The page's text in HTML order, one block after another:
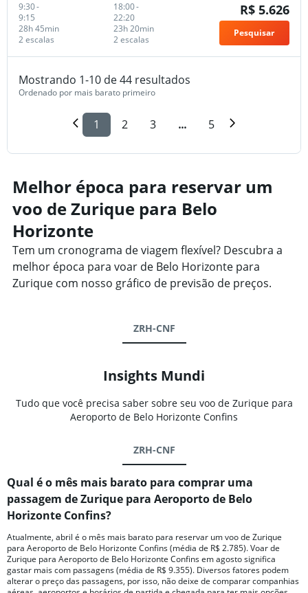
9:30-
9:15
2 escalas
28h 45min
18:00-
22:20
2 escalas
23h 20min
R$ 5.626
Pesquisar
Mostrando 1-10 de 44 resultados
Ordenado por mais barato primeiro
1 2 3 ... 5
Melhor época para reservar um
voo de Zurique para Belo
Horizonte
Tem um cronograma de viagem flexível? Descubra a
melhor época para voar de Belo Horizonte para
Zurique com nosso gráfico de previsão de preços.
ZRH-CNF
Insights Mundi
Tudo que você precisa saber sobre seu voo de Zurique para
Aeroporto de Belo Horizonte Confins
ZRH-CNF
Qual é o mês mais barato para comprar uma
passagem de Zurique para Aeroporto de Belo
Horizonte Confins?
Atualmente, abril é o mês mais barato para reservar um voo de Zurique
para Aeroporto de Belo Horizonte Confins (média de R$ 2.785). Voar de
Zurique para Aeroporto de Belo Horizonte Confins em agosto significa
gastar mais com passagens (média de R$ 9.355). Diversos fatores podem
alterar o preço das passagens, por isso, não deixe de comparar companhias